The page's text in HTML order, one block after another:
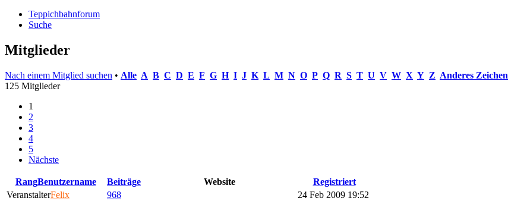
Teppichbahnforum
Suche
Mitglieder
Nach einem Mitglied suchen • Alle A B C D E F G H I J K L M N O P Q R S T U V W X Y Z Anderes Zeichen
125 Mitglieder
1
2
3
4
5
Nächste
RangBenutzername Beiträge Website
Registriert
VeranstalterFelix 968
24 Feb 2009 19:52